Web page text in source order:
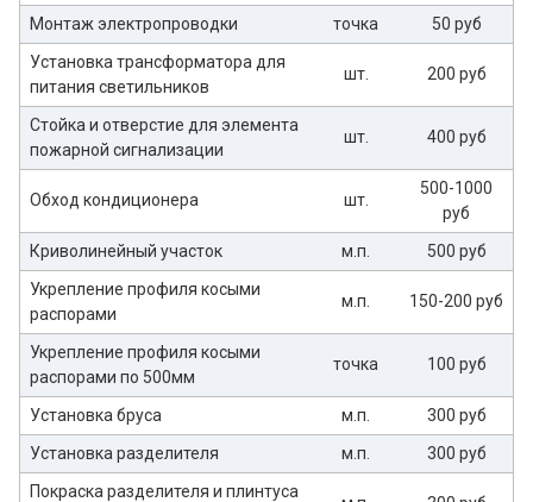
Монтаж электропроводки
точка
50 руб
Установка трансформатора для
питания светильников
шт. 200 руб
Стойка и отверстие для элемента
пожарной сигнализации
шт. 400 руб
Обход кондиционера шт.
500-1000
руб
Криволинейный участок
м.п.
500 руб
Укрепление профиля косыми
распорами
м.п. 150-200 руб
Укрепление профиля косыми
распорами по 500мм
точка 100 руб
Установка бруса м.п.
300 руб
Установка разделителя
м.п.
300 руб
Покраска разделителя и плинтуса